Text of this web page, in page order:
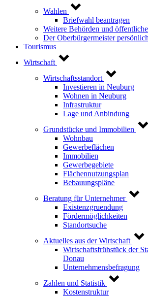
Wahlen
Briefwahl beantragen
Weitere Behörden und
Der Oberbürgermeister persönlich
Tourismus
Wirtschaft
Wirtschaftsstandort
Investieren in Neuburg
Wohnen in Neuburg
Infrastruktur
Lage und Anbindung
Grundstücke und Immobilien
Wohnbau
Gewerbeflächen
Immobilien
Gewerbegebiete
Flächennutzungsplan
Bebauungspläne
Beratung für Unternehmer
Existenzgruendung
Fördermöglichkeiten
Standortsuche
Aktuelles aus der Wirtschaft
Wirtschaftsfrühstück der
Donau
Unternehmensbefragung
Zahlen und Statistik
Kostenstruktur